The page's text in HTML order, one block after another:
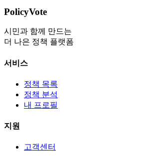
PolicyVote
시민과 함께 만드는
더 나은 정책 플랫폼
서비스
정책 목록
정책 분석
내 프로필
지원
고객센터